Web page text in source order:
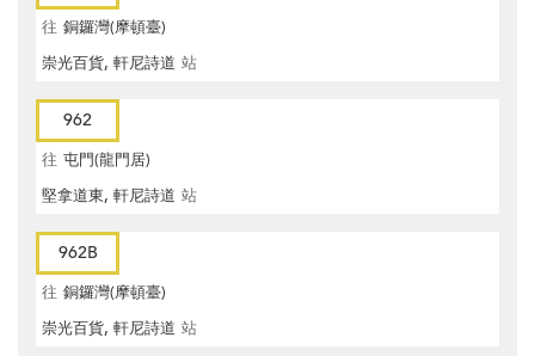
往 銅鑼灣(摩頓臺)
崇光百貨, 軒尼詩道 站
962
往 屯門(龍門居)
堅拿道東, 軒尼詩道 站
962B
往 銅鑼灣(摩頓臺)
崇光百貨, 軒尼詩道 站